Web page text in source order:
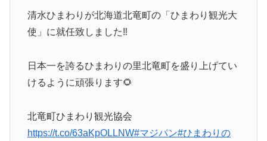
清水ひまわりが北海道北竜町の「ひまわり観光大
使」に就任致しました‼️
日本一を誇るひまわりの里北竜町を盛り上げてい
けるように頑張ります🌻
北竜町ひまわり観光協会
https://t.co/63aKpOLLNW#マジパン#ひまわりの